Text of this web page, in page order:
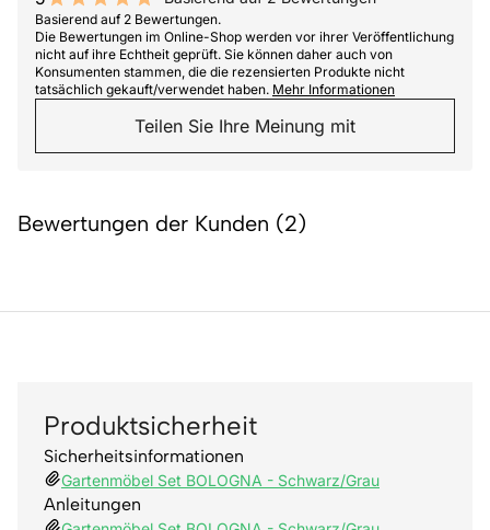
10 out of 10 stars
Basierend auf 2 Bewertungen.
Die Bewertungen im Online-Shop werden vor ihrer Veröffentlichung
nicht auf ihre Echtheit geprüft. Sie können daher auch von
Konsumenten stammen, die die rezensierten Produkte nicht
tatsächlich gekauft/verwendet haben. Mehr Informationen
Teilen Sie Ihre Meinung mit
Bewertungen der Kunden (2)
Produktsicherheit
Sicherheitsinformationen
Gartenmöbel Set BOLOGNA - Schwarz/Grau
Anleitungen